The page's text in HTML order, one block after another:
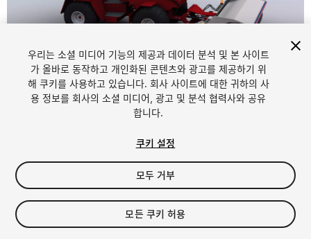
1/14
$40
세금/부가세는 결제 시 반영됩니다.
우리는 소셜 미디어 기능의 제공과 데이터 분석 및 본 사이트
가 올바로 동작하고 개인화된 콘텐츠와 광고를 제공하기 위
해 쿠키를 사용하고 있습니다. 회사 사이트에 대한 귀하의 사
용 정보를 회사의 소셜 미디어, 광고 및 분석 협력사와 공유
합니다.
쿠키 설정
모두 거부
모든 쿠키 허용